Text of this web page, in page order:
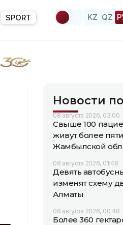
SPORT KZ QZ
Новости
08 августа 2026, 03:00
Свыше 100
живут более
Жамбылской
08 августа 2026, 01:48
Девять
изменят схему
Алматы
08 августа 2026, 00:48
Более 360